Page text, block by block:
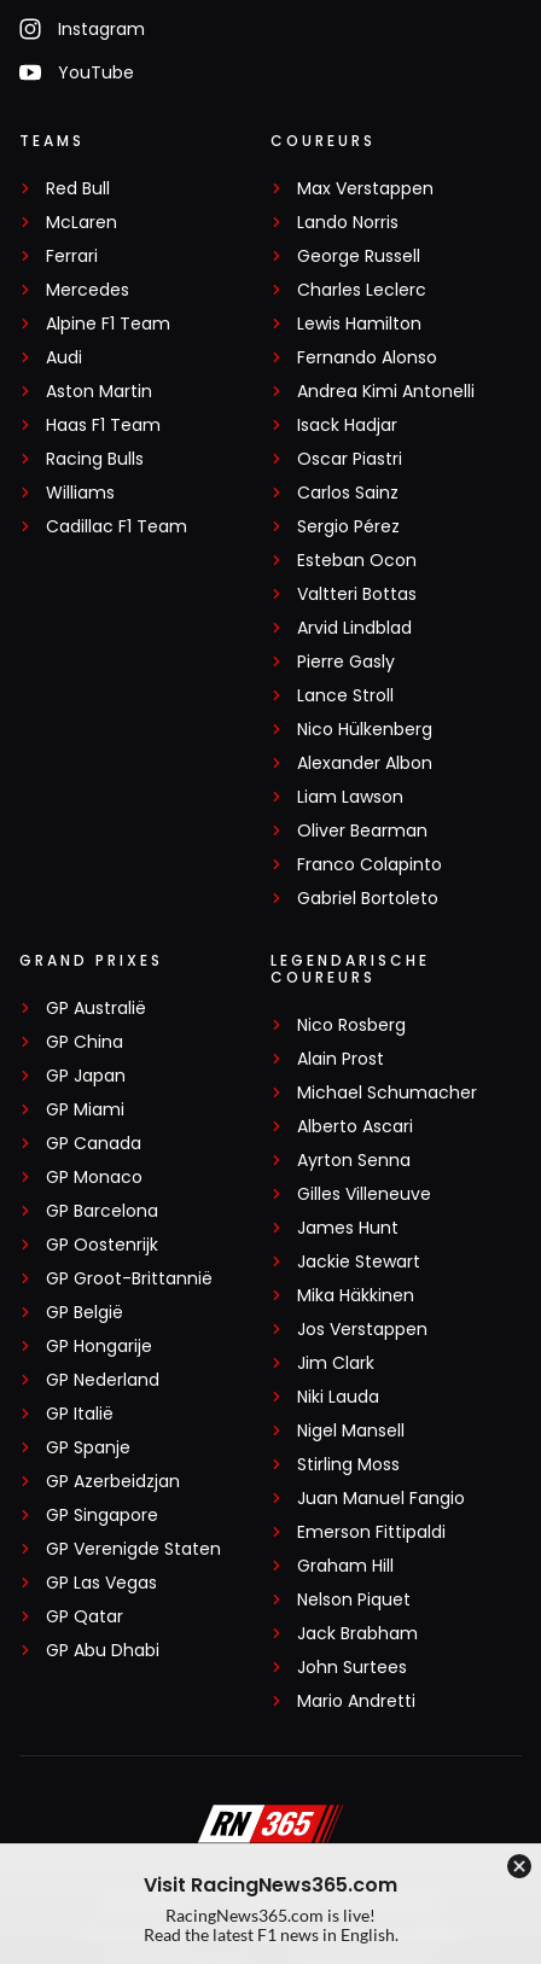
Instagram
YouTube
TEAMS
Red Bull
McLaren
Ferrari
Mercedes
Alpine F1 Team
Audi
Aston Martin
Haas F1 Team
Racing Bulls
Williams
Cadillac F1 Team
COUREURS
Max Verstappen
Lando Norris
George Russell
Charles Leclerc
Lewis Hamilton
Fernando Alonso
Andrea Kimi Antonelli
Isack Hadjar
Oscar Piastri
Carlos Sainz
Sergio Pérez
Esteban Ocon
Valtteri Bottas
Arvid Lindblad
Pierre Gasly
Lance Stroll
Nico Hülkenberg
Alexander Albon
Liam Lawson
Oliver Bearman
Franco Colapinto
Gabriel Bortoleto
GRAND PRIXES
GP Australië
GP China
GP Japan
GP Miami
GP Canada
GP Monaco
GP Barcelona
GP Oostenrijk
GP Groot-Brittannië
GP België
GP Hongarije
GP Nederland
GP Italië
GP Spanje
GP Azerbeidzjan
GP Singapore
GP Verenigde Staten
GP Las Vegas
GP Qatar
GP Abu Dhabi
LEGENDARISCHE
COUREURS
Nico Rosberg
Alain Prost
Michael Schumacher
Alberto Ascari
Ayrton Senna
Gilles Villeneuve
James Hunt
Jackie Stewart
Mika Häkkinen
Jos Verstappen
Jim Clark
Niki Lauda
Nigel Mansell
Stirling Moss
Juan Manuel Fangio
Emerson Fittipaldi
Graham Hill
Nelson Piquet
Jack Brabham
John Surtees
Mario Andretti
Algemene voorwaarden
Privacy Policy
Created by On Your Marks
Visit RacingNews365.com
RacingNews365.com is live!
Read the latest F1 news in English.